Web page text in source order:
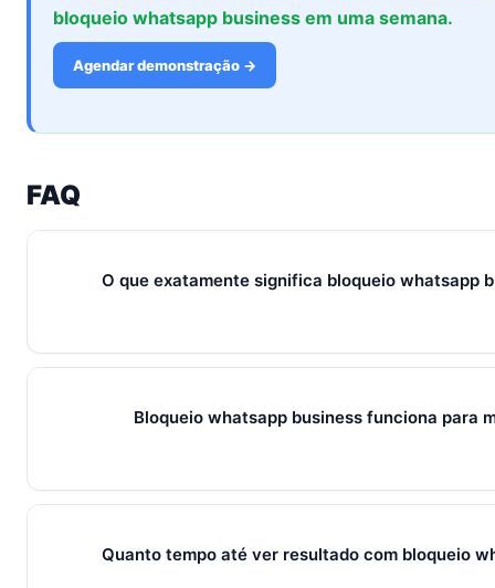
bloqueio whatsapp business em uma semana.
Agendar demonstração →
FAQ
O que exatamente significa bloqueio whatsapp
Em 2026, bloqueio whatsapp business representa o
fluxo único. Em PMEs brasileiras, gira sempre em torno de
Bloqueio whatsapp business funciona para
Sim — e quanto antes melhor. Implantar bloqueio whatsapp
dias grátis sem cartão.
Quanto tempo até ver resultado com bloqueio